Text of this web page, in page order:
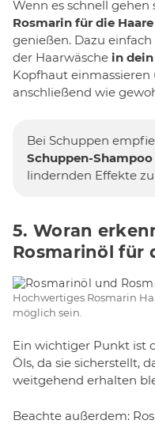
Wenn es schnell gehen
Rosmarin für die Haare
genießen. Dazu
der Haarwäsche in
Kopfhaut
anschließend wie
Bei Schuppen
Schuppen-Shampoo
lindernden Effekte
5. Woran
Rosmarinöl für
Hochwertiges Rosmarin
möglich sein.
Ein wichtiger Punkt ist
Öls, da sie sicherstellt,
weitgehend erhalten
Beachte außerdem: